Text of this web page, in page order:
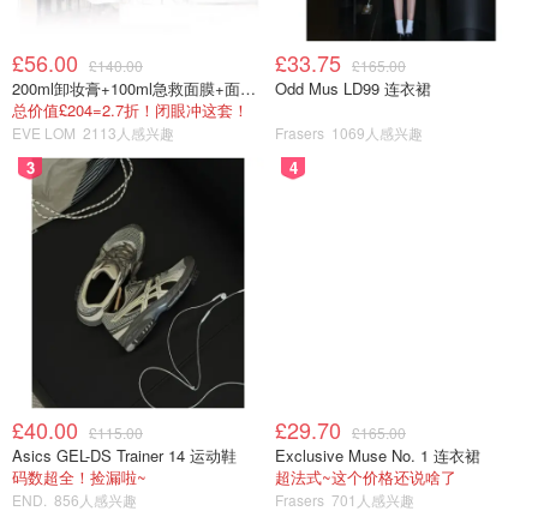
£56.00 £140.00
200ml卸妆膏+100ml急救面膜+面霜+洁颜布
总价值£204=2.7折！闭眼冲这套！
EVE LOM 2113人感兴趣
£33.75 £165.00
Odd Mus LD99 连衣裙
Frasers 1069人感兴趣
3
£40.00 £115.00
Asics GEL-DS Trainer 14 运动鞋
码数超全！捡漏啦~
END. 856人感兴趣
4
£29.70 £165.00
Exclusive Muse No. 1 连衣裙
超法式~这个价格还说啥了
Frasers 701人感兴趣